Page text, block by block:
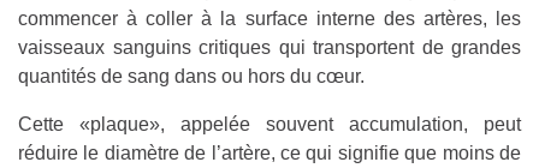
commencer à coller à la surface interne des artères, les
vaisseaux sanguins critiques qui transportent de grandes
quantités de sang dans ou hors du cœur.
Cette «plaque», appelée souvent accumulation, peut
réduire le diamètre de l’artère, ce qui signifie que moins de